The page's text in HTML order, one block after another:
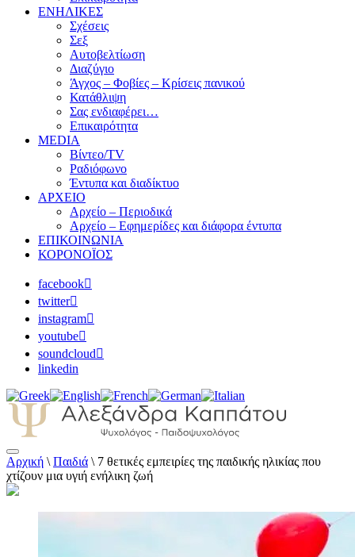
ΕΝΗΛΙΚΕΣ
Σχέσεις
Σεξ
Αυτοβελτίωση
Διαζύγιο
Άγχος – Φοβίες – Κρίσεις πανικού
Κατάθλιψη
Σας ενδιαφέρει…
Επικαιρότητα
MEDIA
Βίντεο/TV
Ραδιόφωνο
Έντυπα και διαδίκτυο
ΑΡΧΕΙΟ
Αρχείο – Περιοδικά
Αρχείο – Εφημερίδες και διάφορα έντυπα
ΕΠΙΚΟΙΝΩΝΙΑ
ΚΟΡΟΝΟΪΟΣ
facebook
twitter
instagram
youtube
soundcloud
linkedin
Αλεξάνδρα Καππάτου Ψυχολόγος –
Παιδοψυχολόγος
Αρχική \ Παιδιά \ 7 θετικές εμπειρίες της παιδικής ηλικίας που
χτίζουν μια υγιή ενήλικη ζωή